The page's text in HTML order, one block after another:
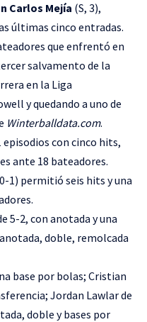
Carlos Mejía (S, 3),
últimas cinco entradas.
que enfrentó en
salvamento de la
en la Liga
y quedando a uno de
Winterballdata.com.
con cinco hits,
ante 18 bateadores.
1) permitió seis hits y una
5-2, con anotada y una
doble, remolcada
base por bolas; Cristian
Jordan Lawlar de
doble y bases por